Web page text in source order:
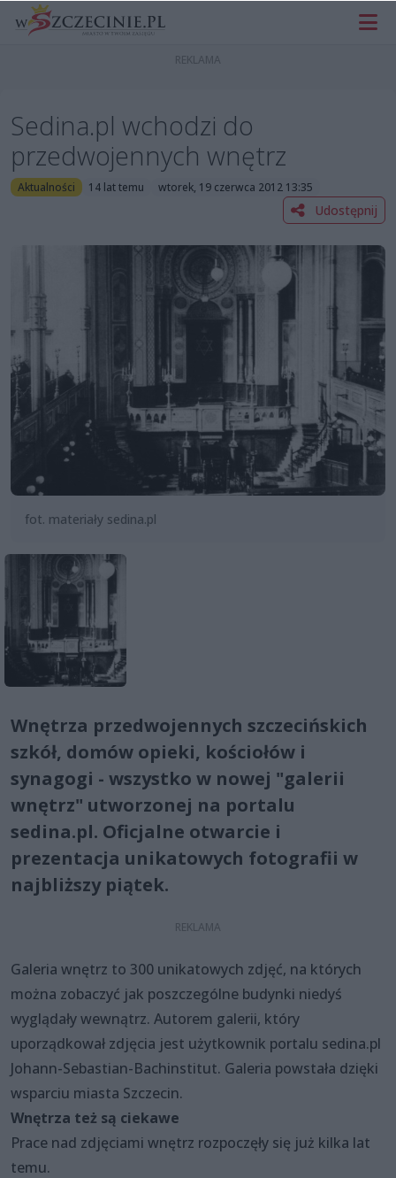
Sedina.pl wchodzi do
przedwojennych wnętrz
Aktualności 14 lat temu wtorek, 19 czerwca 2012 13:35
Udostępnij
fot. materiały sedina.pl
Wnętrza przedwojennych szczecińskich
szkół, domów opieki, kościołów i
synagogi - wszystko w nowej "galerii
wnętrz" utworzonej na portalu
sedina.pl. Oficjalne otwarcie i
prezentacja unikatowych fotografii w
najbliższy piątek.
Galeria wnętrz to 300 unikatowych zdjęć, na których
można zobaczyć jak poszczególne budynki niedyś
wyglądały wewnątrz. Autorem galerii, który
uporządkował zdjęcia jest użytkownik portalu sedina.pl
Johann-Sebastian-Bachinstitut. Galeria powstała dzięki
wsparciu miasta Szczecin.
Wnętrza też są ciekawe
Prace nad zdjęciami wnętrz rozpoczęły się już kilka lat
temu.